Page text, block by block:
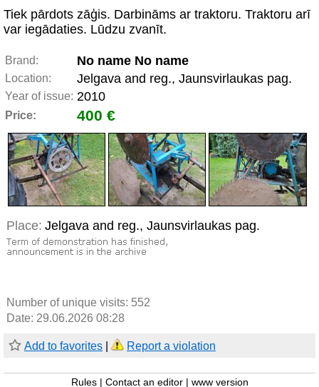
Tiek pārdots zāģis. Darbināms ar traktoru. Traktoru arī
var iegādaties. Lūdzu zvanīt.
Brand: No name No name
Location: Jelgava and reg., Jaunsvirlaukas pag.
Year of issue: 2010
Price: 400 €
Place: Jelgava and reg., Jaunsvirlaukas pag.
Number of unique visits: 552
Date: 29.06.2026 08:28
Add to favorites Report a violation
Rules Contact an editor www version